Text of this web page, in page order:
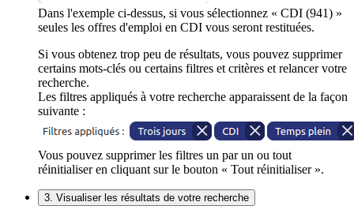
Dans l'exemple ci-dessus, si vous sélectionnez « CDI (941) »
seules les offres d'emploi en CDI vous seront restituées.
Si vous obtenez trop peu de résultats, vous pouvez supprimer
certains mots-clés ou certains filtres et critères et relancer votre
recherche.
Les filtres appliqués à votre recherche apparaissent de la façon
suivante :
Vous pouvez supprimer les filtres un par un ou tout
réinitialiser en cliquant sur le bouton « Tout réinitialiser ».
3. Visualiser les résultats de votre recherche